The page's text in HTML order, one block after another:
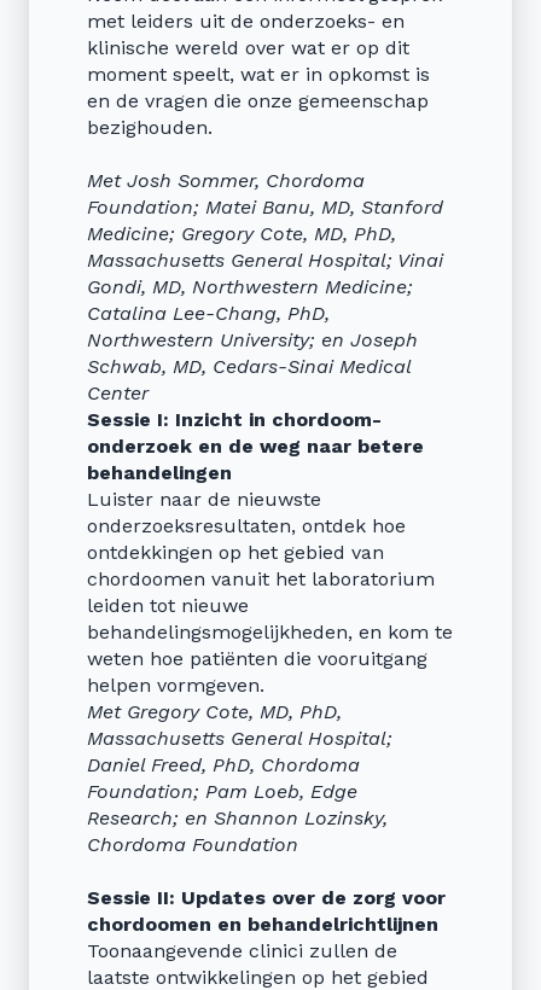
met leiders uit de onderzoeks- en
klinische wereld over wat er op dit
moment speelt, wat er in opkomst is
en de vragen die onze gemeenschap
bezighouden.
Met Josh Sommer, Chordoma
Foundation; Matei Banu, MD, Stanford
Medicine; Gregory Cote, MD, PhD,
Massachusetts General Hospital; Vinai
Gondi, MD, Northwestern Medicine;
Catalina Lee-Chang, PhD,
Northwestern University; en Joseph
Schwab, MD, Cedars-Sinai Medical
Center
Sessie I: Inzicht in chordoom-
onderzoek en de weg naar betere
behandelingen
Luister naar de nieuwste
onderzoeksresultaten, ontdek hoe
ontdekkingen op het gebied van
chordoomen vanuit het laboratorium
leiden tot nieuwe
behandelingsmogelijkheden, en kom te
weten hoe patiënten die vooruitgang
helpen vormgeven.
Met Gregory Cote, MD, PhD,
Massachusetts General Hospital;
Daniel Freed, PhD, Chordoma
Foundation; Pam Loeb, Edge
Research; en Shannon Lozinsky,
Chordoma Foundation
Sessie II: Updates over de zorg voor
chordoomen en behandelrichtlijnen
Toonaangevende clinici zullen de
laatste ontwikkelingen op het gebied